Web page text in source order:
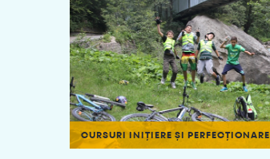
CURSURI INIȚIERE ȘI PERFECȚIONARE